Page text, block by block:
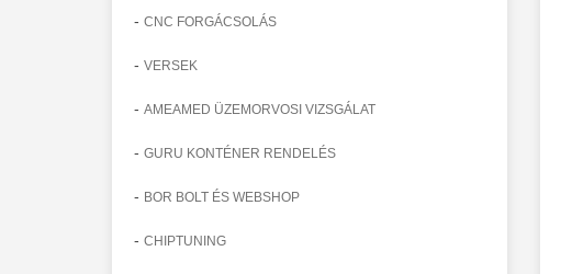
- CNC FORGÁCSOLÁS
- VERSEK
- AMEAMED ÜZEMORVOSI VIZSGÁLAT
- GURU KONTÉNER RENDELÉS
- BOR BOLT ÉS WEBSHOP
- CHIPTUNING